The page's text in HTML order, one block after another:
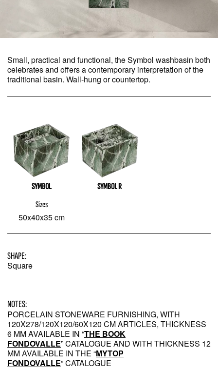
Small, practical and functional, the Symbol washbasin both
celebrates and offers a contemporary interpretation of the
traditional basin. Wall-hung or countertop.
SYMBOL
Sizes
50x40x35 cm
SYMBOL R
SHAPE:
Square
NOTES:
PORCELAIN STONEWARE FURNISHING, WITH
120X278/120X120/60X120 CM ARTICLES, THICKNESS
6 MM AVAILABLE IN “THE BOOK
FONDOVALLE” CATALOGUE AND WITH THICKNESS 12
MM AVAILABLE IN THE “MYTOP
FONDOVALLE” CATALOGUE